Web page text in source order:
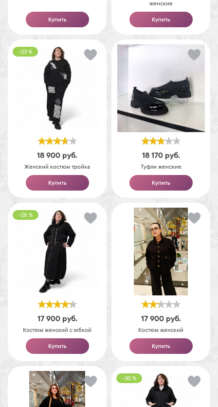
Купить
женские
Купить
-23 %
18 900 руб.
Женский костюм тройка
Купить
18 170 руб.
Туфли женские
Купить
-25 %
17 900 руб.
Костюм женский с юбкой
Купить
17 900 руб.
Костюм женский
Купить
-30 %